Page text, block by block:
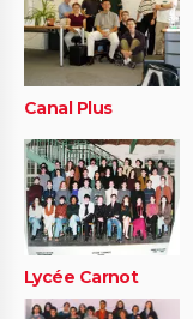
Canal Plus
Lycée Carnot